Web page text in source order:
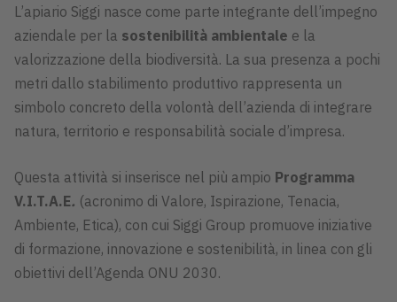
L’apiario Siggi nasce come parte integrante dell’impegno
aziendale per la sostenibilità ambientale e la
valorizzazione della biodiversità. La sua presenza a pochi
metri dallo stabilimento produttivo rappresenta un
simbolo concreto della volontà dell’azienda di integrare
natura, territorio e responsabilità sociale d’impresa.
Questa attività si inserisce nel più ampio Programma
V.I.T.A.E. (acronimo di Valore, Ispirazione, Tenacia,
Ambiente, Etica), con cui Siggi Group promuove iniziative
di formazione, innovazione e sostenibilità, in linea con gli
obiettivi dell’Agenda ONU 2030.